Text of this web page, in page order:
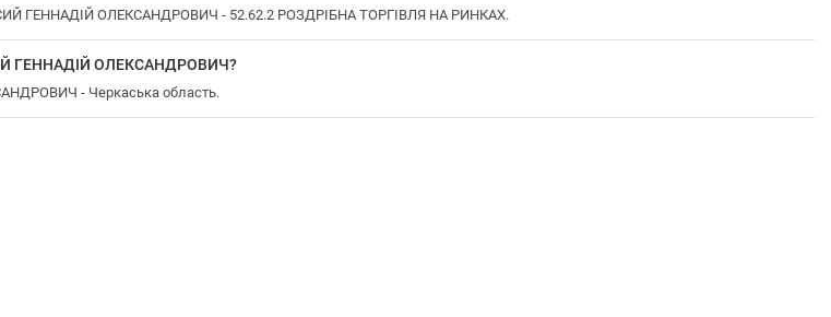
ГЕННАДІЙ ОЛЕКСАНДРОВИЧ - 52.62.2 РОЗДРІБНА ТОРГІВЛЯ НА РИНКАХ.
ГЕННАДІЙ ОЛЕКСАНДРОВИЧ?
- Черкаська область.